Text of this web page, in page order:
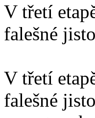
V třetí
falešné
V třetí
falešné